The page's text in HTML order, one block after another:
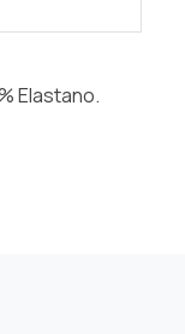
Elastano.